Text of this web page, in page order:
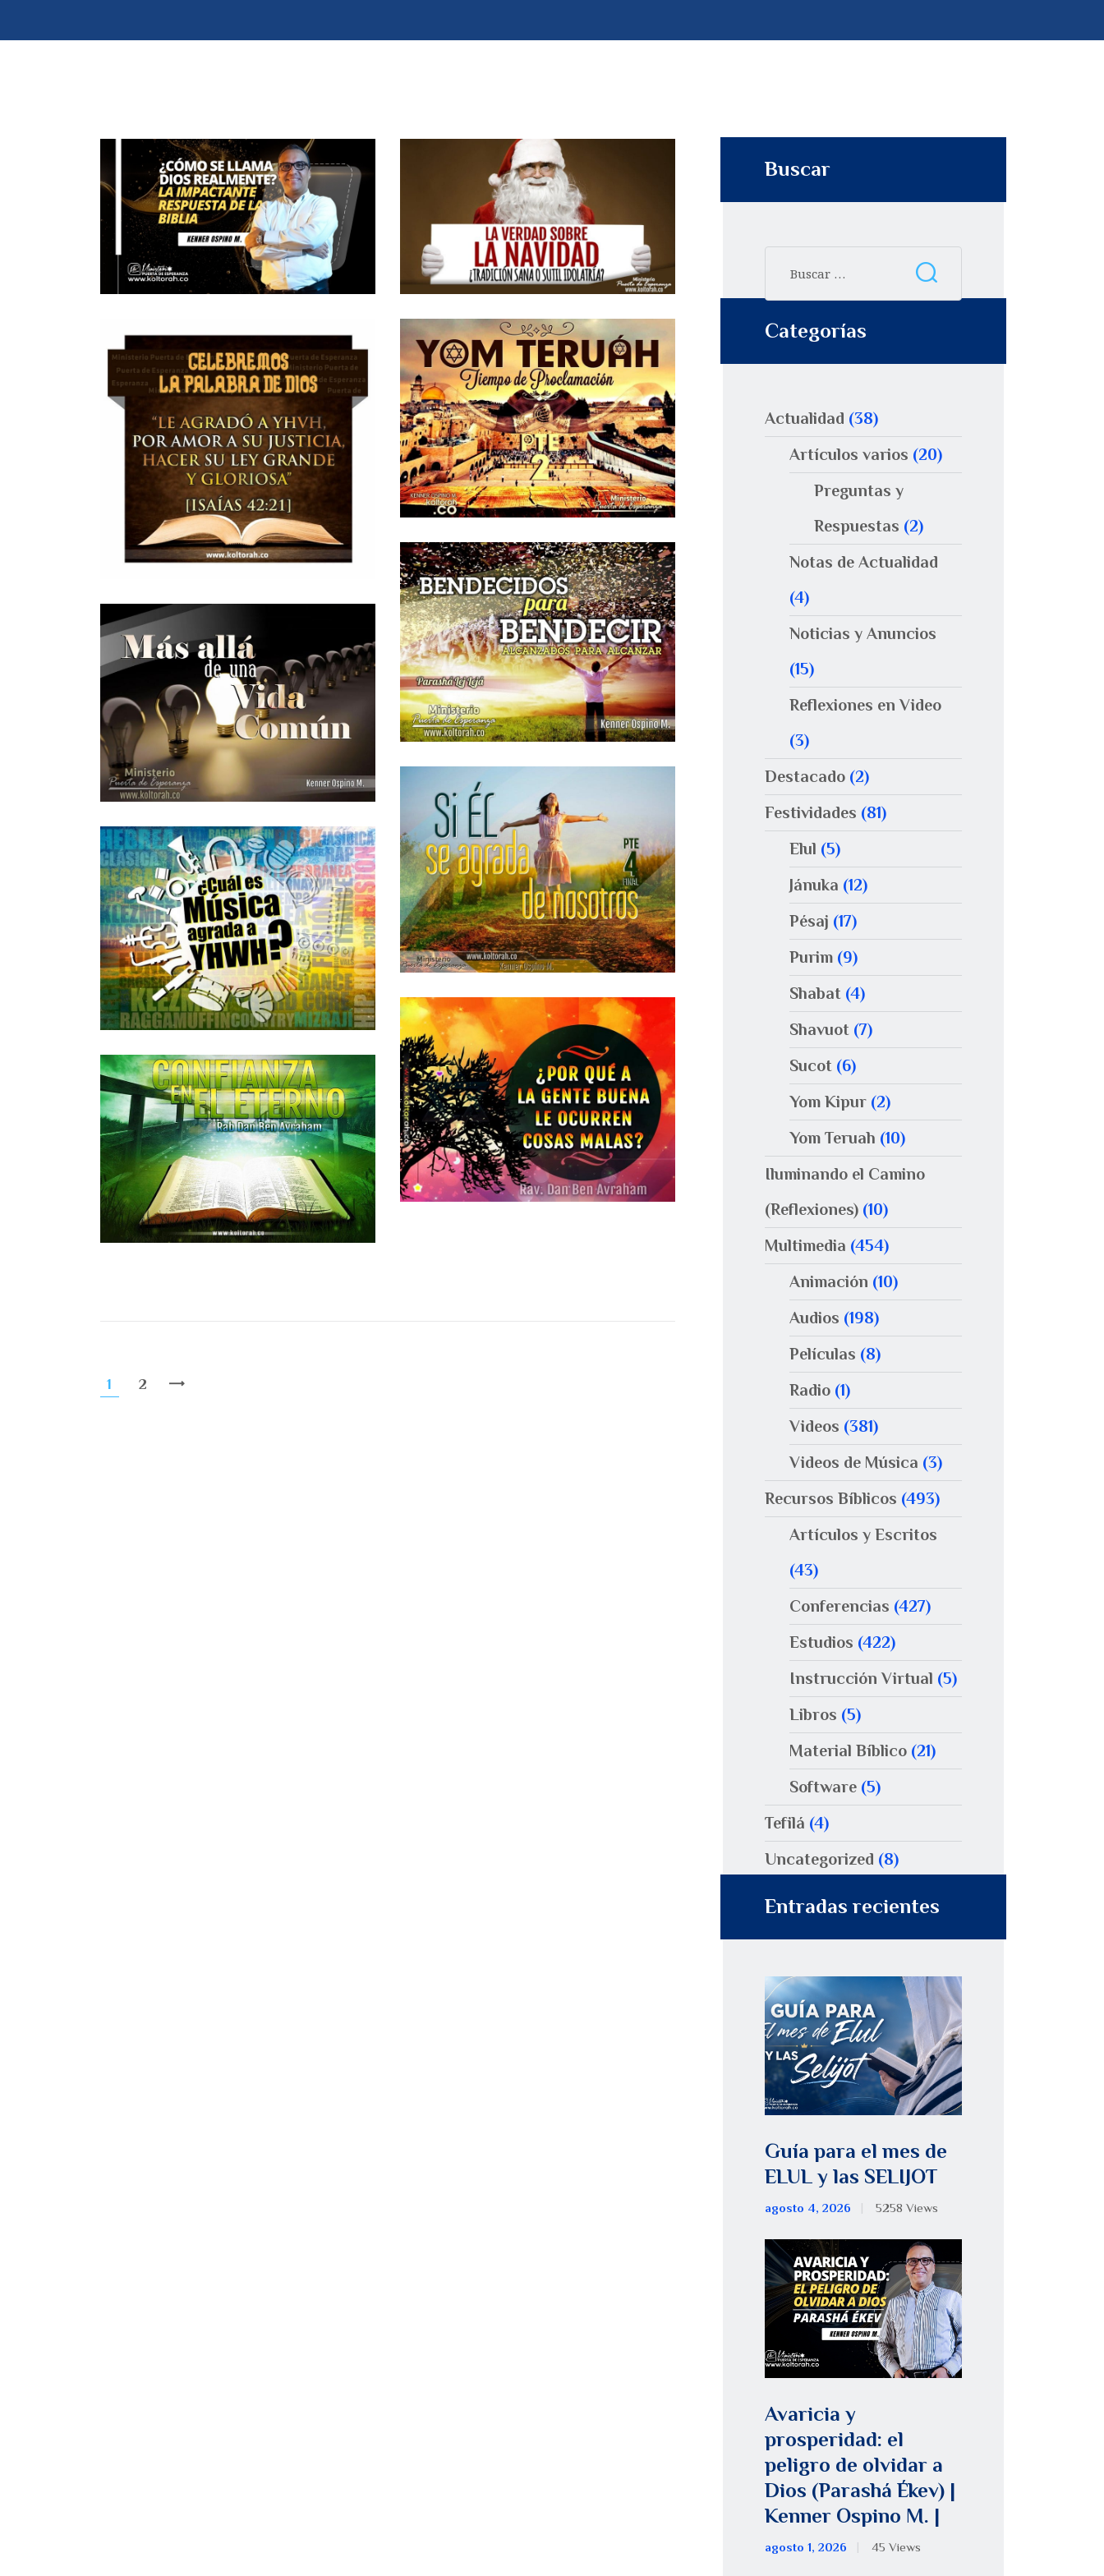
1 2
Buscar
Categorías
Actualidad (38)
Artículos varios (20)
Preguntas y
Respuestas (2)
Notas de Actualidad
(4)
Noticias y Anuncios
(15)
Reflexiones en Video
(3)
Destacado (2)
Festividades (81)
Elul (5)
Jánuka (12)
Pésaj (17)
Purim (9)
Shabat (4)
Shavuot (7)
Sucot (6)
Yom Kipur (2)
Yom Teruah (10)
Iluminando el Camino
(Reflexiones) (10)
Multimedia (454)
Animación (10)
Audios (198)
Películas (8)
Radio (1)
Videos (381)
Videos de Música (3)
Recursos Bíblicos (493)
Artículos y Escritos
(43)
Conferencias (427)
Estudios (422)
Instrucción Virtual (5)
Libros (5)
Material Bíblico (21)
Software (5)
Tefilá (4)
Uncategorized (8)
Entradas recientes
Guía para el mes de
ELUL y las SELIJOT
agosto 4, 2026 5258 Views
Avaricia y
prosperidad: el
peligro de olvidar a
Dios (Parashá Ékev) |
Kenner Ospino M. |
agosto 1, 2026 45 Views
i